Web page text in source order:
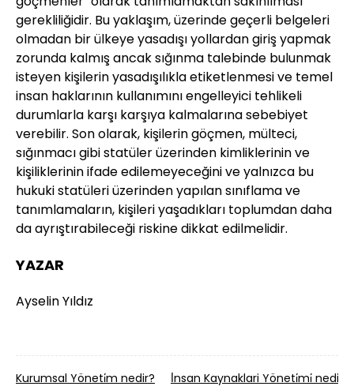
gerekliliğidir. Bu yaklaşım, üzerinde geçerli belgeleri
olmadan bir ülkeye yasadışı yollardan giriş yapmak
zorunda kalmış ancak sığınma talebinde bulunmak
isteyen kişilerin yasadışılıkla etiketlenmesi ve temel
insan haklarının kullanımını engelleyici tehlikeli
durumlarla karşı karşıya kalmalarına sebebiyet
verebilir. Son olarak, kişilerin göçmen, mülteci,
sığınmacı gibi statüler üzerinden kimliklerinin ve
kişiliklerinin ifade edilemeyeceğini ve yalnızca bu
hukuki statüleri üzerinden yapılan sınıflama ve
tanımlamaların, kişileri yaşadıkları toplumdan daha
da ayrıştırabileceği riskine dikkat edilmelidir.
YAZAR
Ayselin Yıldız
Kurumsal Yöneti̇m nedir? İ̇nsan Kaynaklari Yöneti̇mi̇ nedir?